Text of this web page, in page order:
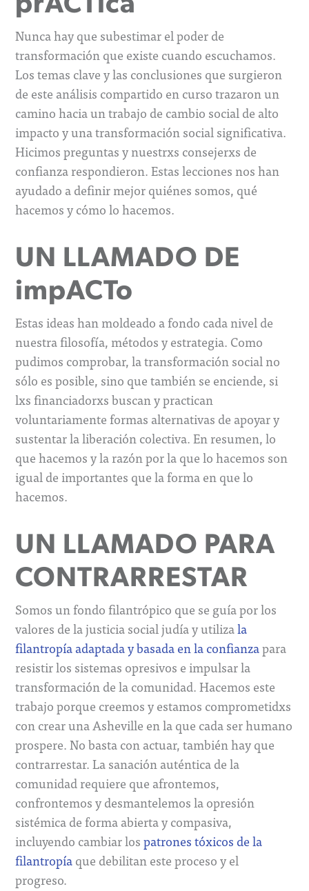
Nunca hay que subestimar el poder de
transformación que existe cuando escuchamos.
Los temas clave y las conclusiones que surgieron
de este análisis compartido en curso trazaron un
camino hacia un trabajo de cambio social de alto
impacto y una transformación social significativa.
Hicimos preguntas y nuestrxs consejerxs de
confianza respondieron. Estas lecciones nos han
ayudado a definir mejor quiénes somos, qué
hacemos y cómo lo hacemos.
UN LLAMADO DE
impACTo
Estas ideas han moldeado a fondo cada nivel de
nuestra filosofía, métodos y estrategia. Como
pudimos comprobar, la transformación social no
sólo es posible, sino que también se enciende, si
lxs financiadorxs buscan y practican
voluntariamente formas alternativas de apoyar y
sustentar la liberación colectiva. En resumen, lo
que hacemos y la razón por la que lo hacemos son
igual de importantes que la forma en que lo
hacemos.
UN LLAMADO PARA
CONTRARRESTAR
Somos un fondo filantrópico que se guía por los
valores de la justicia social judía y utilizala
filantropía adaptada y basada en la confianzapara
resistir los sistemas opresivos e impulsar la
transformación de la comunidad. Hacemos este
trabajo porque creemos y estamos comprometidxs
con crear una Asheville en la que cada ser humano
prospere. No basta con actuar, también hay que
contrarrestar. La sanación auténtica de la
comunidad requiere que afrontemos,
confrontemos y desmantelemos la opresión
sistémica de forma abierta y compasiva,
incluyendo cambiar lospatrones tóxicos de la
filantropía que debilitan este proceso y el
progreso.